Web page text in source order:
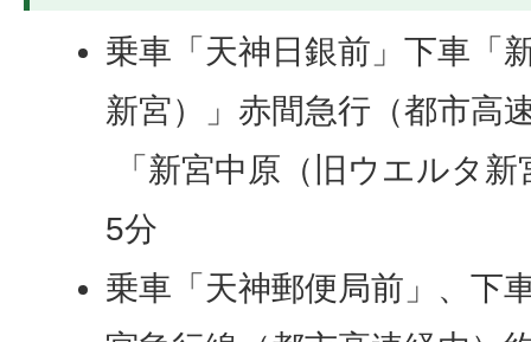
乗車「天神日銀前」下車「
新宮）」赤間急行（都市高
「新宮中原（旧ウエルタ
5分
乗車「天神郵便局前」、下